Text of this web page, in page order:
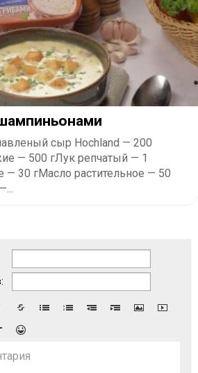
сыр Hochland — 200
— 500 гЛук репчатый — 1
— 30 гМасло растительное — 50